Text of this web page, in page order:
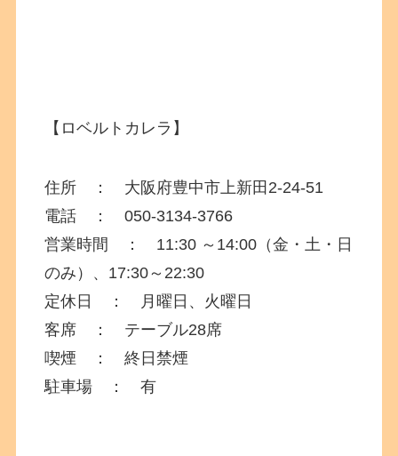
【ロベルトカレラ】
住所 ： 大阪府豊中市上新田2-24-51
電話 ：050-3134-3766
営業時間 ： 11:30 ～14:00（金・土・日
のみ）、17:30～22:30
定休日 ： 月曜日、火曜日
客席 ： テーブル28席
喫煙 ： 終日禁煙
駐車場 ： 有